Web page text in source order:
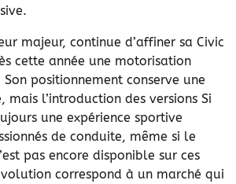
majeur, continue d’affiner sa Civic
cette année une motorisation
positionnement conserve une
mais l’introduction des versions Si
une expérience sportive
de conduite, même si le
pas encore disponible sur ces
correspond à un marché qui